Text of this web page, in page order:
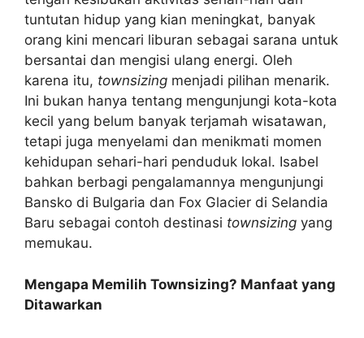
tuntutan hidup yang kian meningkat, banyak
orang kini mencari liburan sebagai sarana untuk
bersantai dan mengisi ulang energi. Oleh
karena itu, townsizing menjadi pilihan menarik.
Ini bukan hanya tentang mengunjungi kota-kota
kecil yang belum banyak terjamah wisatawan,
tetapi juga menyelami dan menikmati momen
kehidupan sehari-hari penduduk lokal. Isabel
bahkan berbagi pengalamannya mengunjungi
Bansko di Bulgaria dan Fox Glacier di Selandia
Baru sebagai contoh destinasi townsizing yang
memukau.
Mengapa Memilih Townsizing? Manfaat yang
Ditawarkan